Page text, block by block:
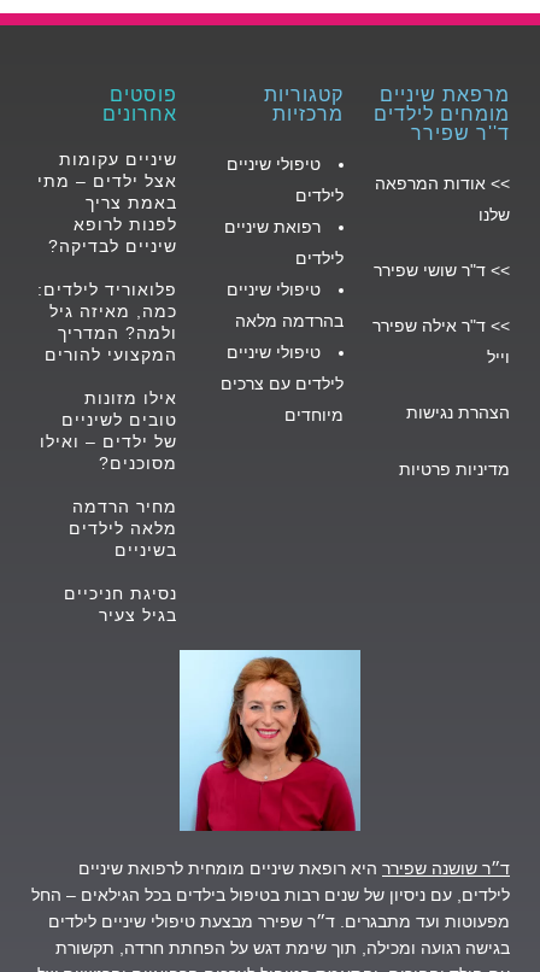
מרפאת שיניים
מומחים לילדים
ד''ר שפירר
>> אודות המרפאה
שלנו
>> ד"ר שושי שפירר
>> ד"ר אילה שפירר
וייל
הצהרת נגישות
מדיניות פרטיות
קטגוריות
מרכזיות
טיפולי שיניים
לילדים
רפואת שיניים
לילדים
טיפולי שיניים
בהרדמה מלאה
טיפולי שיניים
לילדים עם צרכים
מיוחדים
פוסטים
אחרונים
שיניים עקומות
אצל ילדים – מתי
באמת צריך
לפנות לרופא
שיניים לבדיקה?
פלואוריד לילדים:
כמה, מאיזה גיל
ולמה? המדריך
המקצועי להורים
אילו מזונות
טובים לשיניים
של ילדים – ואילו
מסוכנים?
מחיר הרדמה
מלאה לילדים
בשיניים
נסיגת חניכיים
בגיל צעיר
ד״ר שושנה שפירר היא רופאת שיניים מומחית לרפואת שיניים
לילדים, עם ניסיון של שנים רבות בטיפול בילדים בכל הגילאים – החל
מפעוטות ועד מתבגרים. ד״ר שפירר מבצעת טיפולי שיניים לילדים
בגישה רגועה ומכילה, תוך שימת דגש על הפחתת חרדה, תקשורת